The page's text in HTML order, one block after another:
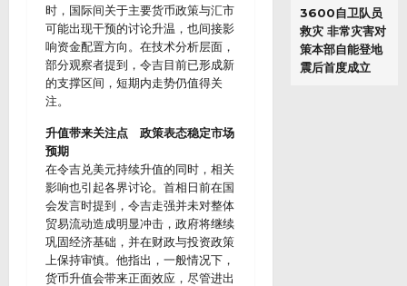
时，国际间关于主要货币政策与汇市
可能出现干预的讨论升温，也间接影
响资金配置方向。在技术分析层面，
部分观察者提到，令吉目前已形成新
的支撑区间，短期内走势仍值得关
注。
升值带来关注点 政策表态稳定市场
预期
在令吉兑美元持续升值的同时，相关
影响也引起各界讨论。首相日前在国
会发言时提到，令吉走强并未对整体
贸易流动造成明显冲击，政府将继续
巩固经济基础，并在财政与投资政策
上保持审慎。他指出，一般情况下，
货币升值会带来正面效应，尽管进出
3600自卫队员
救灾 非常灾害对
策本部自能登地
震后首度成立